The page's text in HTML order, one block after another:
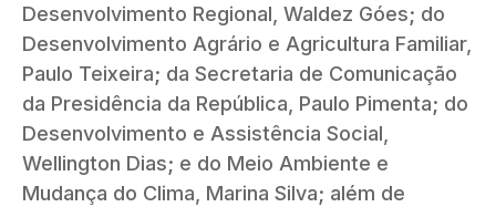
Desenvolvimento Regional, Waldez Góes; do
Desenvolvimento Agrário e Agricultura Familiar,
Paulo Teixeira; da Secretaria de Comunicação
da Presidência da República, Paulo Pimenta; do
Desenvolvimento e Assistência Social,
Wellington Dias; e do Meio Ambiente e
Mudança do Clima, Marina Silva; além de